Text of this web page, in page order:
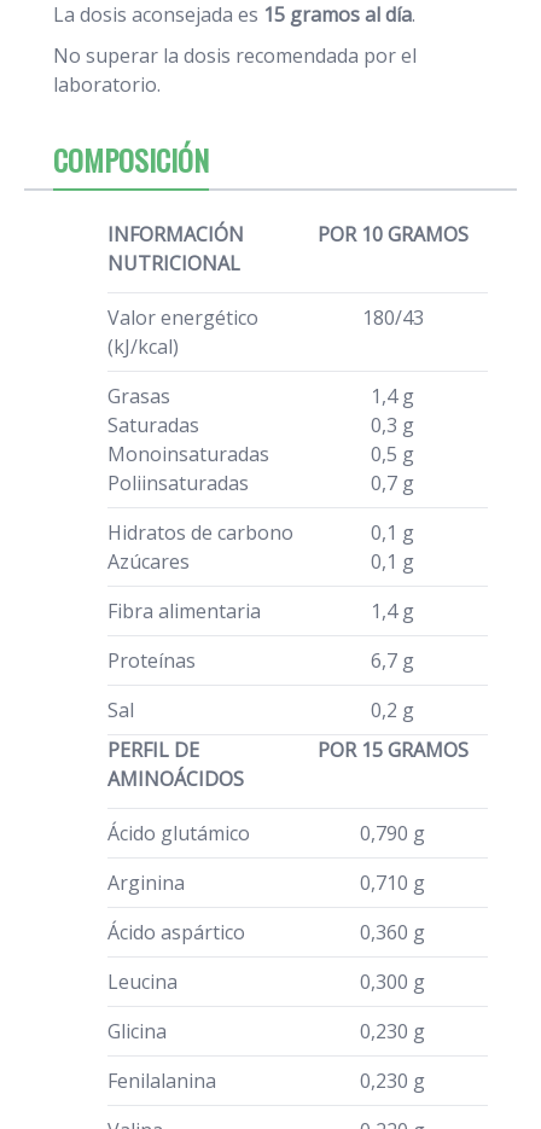
La dosis aconsejada es 15 gramos al día.
No superar la dosis recomendada por el
laboratorio.
COMPOSICIÓN
INFORMACIÓN
NUTRICIONAL
POR 10 GRAMOS
Valor energético
(kJ/kcal)
180/43
Grasas
Saturadas
Monoinsaturadas
Poliinsaturadas
1,4 g
0,3 g
0,5 g
0,7 g
Hidratos de carbono
Azúcares
0,1 g
0,1 g
Fibra alimentaria
1,4 g
Proteínas
6,7 g
Sal
0,2 g
PERFIL DE
AMINOÁCIDOS
POR 15 GRAMOS
Ácido glutámico
0,790 g
Arginina
0,710 g
Ácido aspártico
0,360 g
Leucina
0,300 g
Glicina
0,230 g
Fenilalanina
0,230 g